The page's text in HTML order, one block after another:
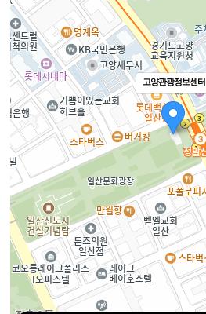
고양관광정보센터